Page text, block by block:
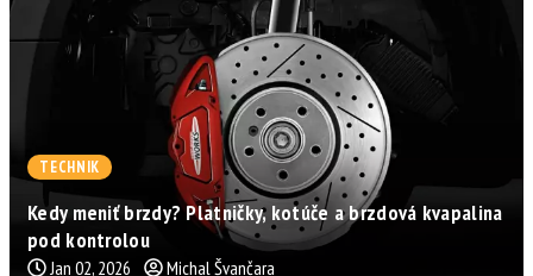
TECHNIK
Kedy meniť brzdy? Platničky, kotúče a brzdová kvapalina
pod kontrolou
Jan 02, 2026 Michal Švančara